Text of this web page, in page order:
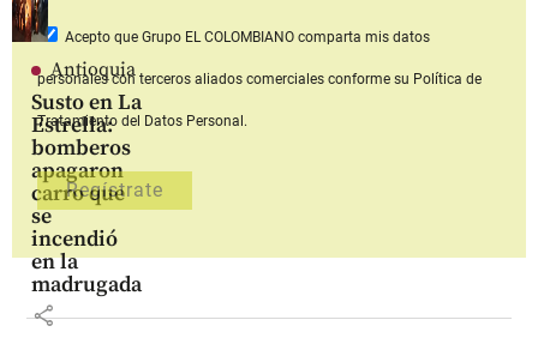
Antioquia
Susto en La
Estrella:
bomberos
apagaron
carro que
se
incendió
en la
madrugada
share
Acepto que Grupo EL COLOMBIANOcomparta mis datos
personales con terceros aliados comerciales conforme su Política de
Tratamiento del Datos Personal.